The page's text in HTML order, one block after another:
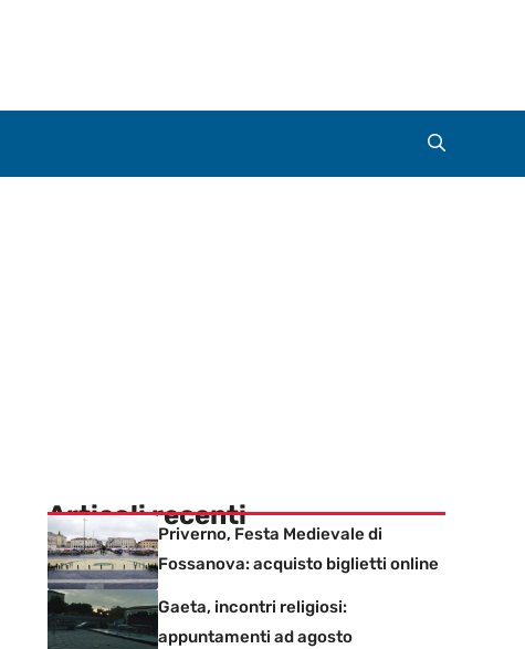
Articoli recenti
Priverno, Festa Medievale di
Fossanova: acquisto biglietti online
Gaeta, incontri religiosi:
appuntamenti ad agosto